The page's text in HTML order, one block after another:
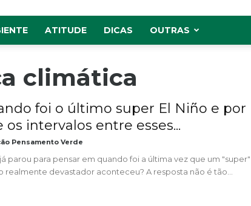
ATITUDE DICAS OUTRAS
climática
foi o último super El Niño e por
os intervalos entre esses...
Pensamento Verde
parou para pensar em quando foi a última vez que um "super"
realmente devastador aconteceu? A resposta não é tão...